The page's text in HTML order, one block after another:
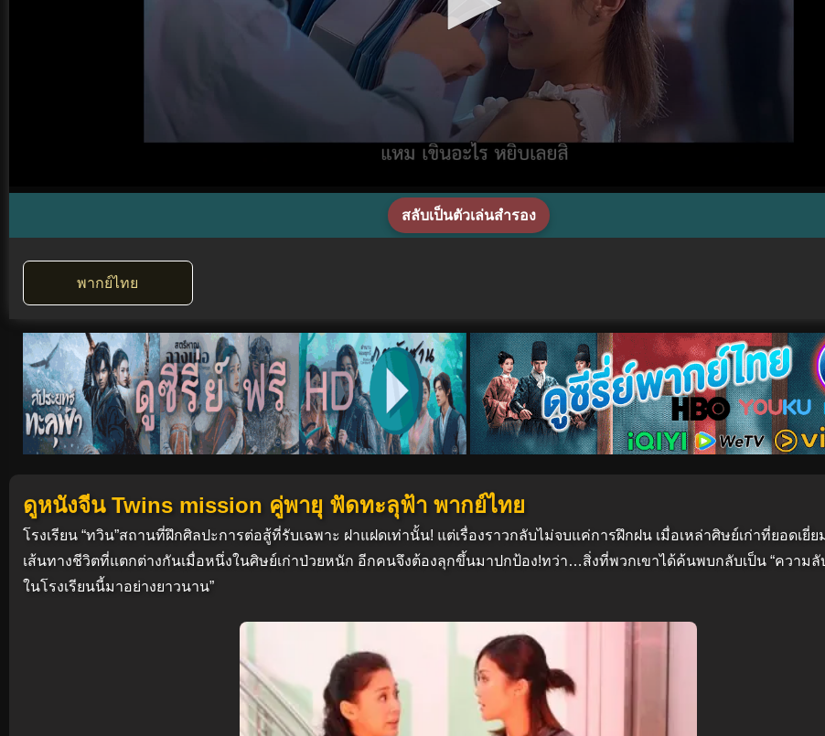
สลับเป็นตัวเล่นสำรอง
พากย์ไทย
ดูหนังจีน Twins mission คู่พายุ ฟัดทะลุฟ้า พากย์ไทย
โรงเรียน “ทวิน”สถานที่ฝึกศิลปะการต่อสู้ที่รับเฉพาะ ฝาแฝดเท่านั้น! แต่เรื่องราวกลับไม่จบแค่การฝึกฝน เมื่อเหล่าศิษย์เก่าที่ยอดเยี่ย
เส้นทางชีวิตที่แตกต่างกันเมื่อหนึ่งในศิษย์เก่าป่วยหนัก อีกคนจึงต้องลุกขึ้นมาปกป้อง!ทว่า…สิ่งที่พวกเขาได้ค้นพบกลับเป็น “ความ
ในโรงเรียนนี้มาอย่างยาวนาน”